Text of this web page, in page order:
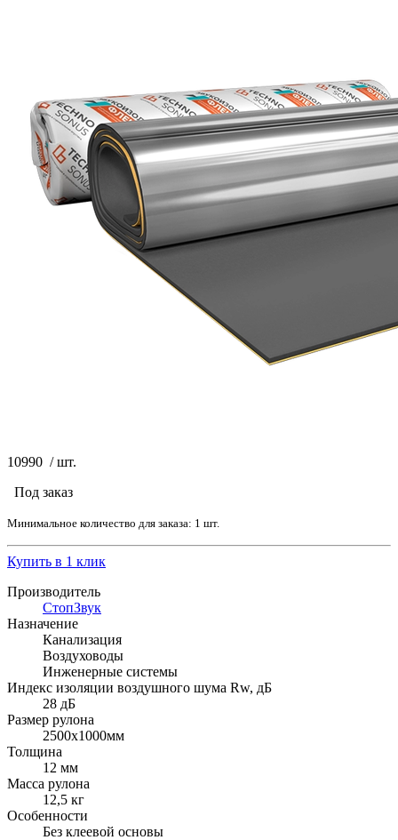
10990 /шт.
Под заказ
Минимальное количество для заказа: 1 шт.
Купить в 1 клик
Производитель
СтопЗвук
Назначение
Канализация
Воздуховоды
Инженерные системы
Индекс изоляции воздушного шума Rw, дБ
28 дБ
Размер рулона
2500х1000мм
Толщина
12 мм
Масса рулона
12,5 кг
Особенности
Без клеевой основы